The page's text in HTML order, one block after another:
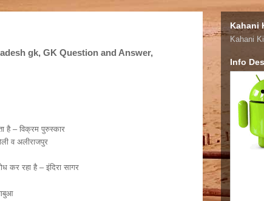
gk, GK Question and Answer,
है – विक्रम पुरुस्कार
व अलीराजपुर
कर रहा है – इंदिरा सागर
Kahani
Kahani
Info